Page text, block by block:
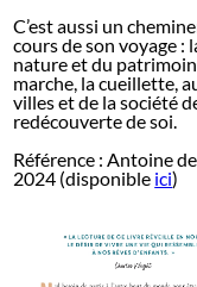
C’est aussi un
cours de son voyage :
nature et du
marche, la cueillette,
villes et de la société
redécouverte de soi.
Référence : Antoine
2024 (disponible ici)